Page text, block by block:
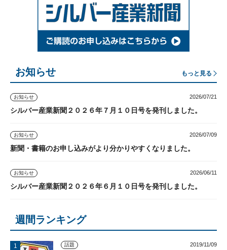
お知らせ もっと見る
お知らせ 2026/07/21
シルバー産業新聞２０２６年７月１０日号を発刊しました。
お知らせ 2026/07/09
新聞・書籍のお申し込みがより分かりやすくなりました。
お知らせ 2026/06/11
シルバー産業新聞２０２６年６月１０日号を発刊しました。
週間ランキング
話題 2019/11/09